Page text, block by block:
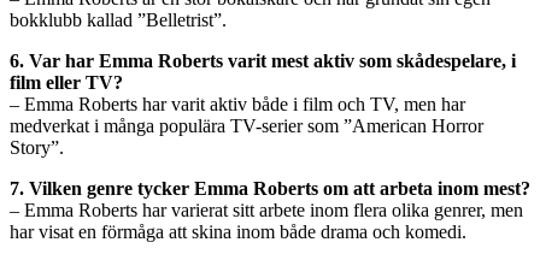
bokklubb kallad ”Belletrist”.
6. Var har Emma Roberts varit mest aktiv som skådespelare, i
film eller TV?
– Emma Roberts har varit aktiv både i film och TV, men har
medverkat i många populära TV-serier som ”American Horror
Story”.
7. Vilken genre tycker Emma Roberts om att arbeta inom mest?
– Emma Roberts har varierat sitt arbete inom flera olika genrer, men
har visat en förmåga att skina inom både drama och komedi.